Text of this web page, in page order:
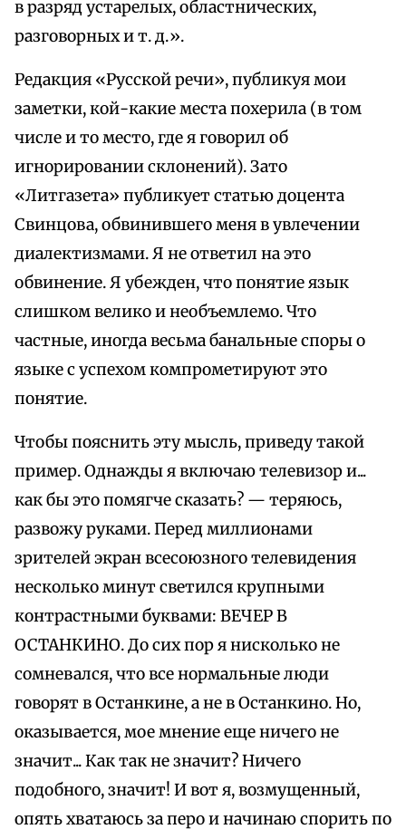
в разряд устарелых, областнических,
разговорных и т. д.».
Редакция «Русской речи», публикуя мои
заметки, кой-какие места похерила (в том
числе и то место, где я говорил об
игнорировании склонений). Зато
«Литгазета» публикует статью доцента
Свинцова, обвинившего меня в увлечении
диалектизмами. Я не ответил на это
обвинение. Я убежден, что понятие язык
слишком велико и необъемлемо. Что
частные, иногда весьма банальные споры о
языке с успехом компрометируют это
понятие.
Чтобы пояснить эту мысль, приведу такой
пример. Однажды я включаю телевизор и...
как бы это помягче сказать? — теряюсь,
развожу руками. Перед миллионами
зрителей экран всесоюзного телевидения
несколько минут светился крупными
контрастными буквами: ВЕЧЕР В
ОСТАНКИНО. До сих пор я нисколько не
сомневался, что все нормальные люди
говорят в Останкине, а не в Останкино. Но,
оказывается, мое мнение еще ничего не
значит... Как так не значит? Ничего
подобного, значит! И вот я, возмущенный,
опять хватаюсь за перо и начинаю спорить по